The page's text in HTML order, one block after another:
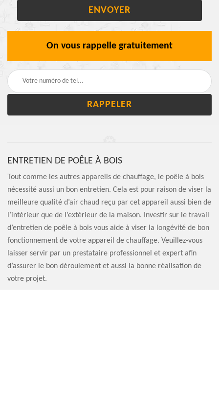
On vous rappelle gratuitement
ENTRETIEN DE POÊLE À BOIS
Tout comme les autres appareils de chauffage, le poêle à bois
nécessité aussi un bon entretien. Cela est pour raison de viser la
meilleure qualité d’air chaud reçu par cet appareil aussi bien de
l’intérieur que de l’extérieur de la maison. Investir sur le travail
d’entretien de poêle à bois vous aide à viser la longévité de bon
fonctionnement de votre appareil de chauffage. Veuillez-vous
laisser servir par un prestataire professionnel et expert afin
d’assurer le bon déroulement et aussi la bonne réalisation de
votre projet.